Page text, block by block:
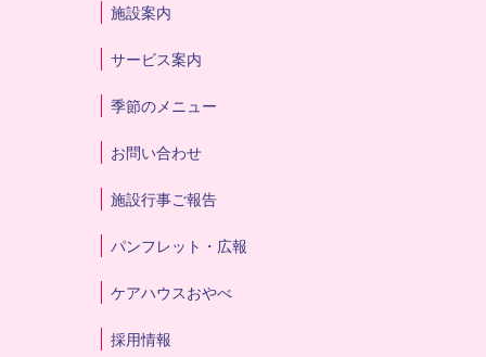
施設案内
サービス案内
季節のメニュー
お問い合わせ
施設行事ご報告
パンフレット・広報
ケアハウスおやべ
採用情報